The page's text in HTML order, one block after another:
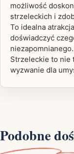
możliwość
strzeleckich i
To idealna
doświadczyć
Strzeleckie to nie
wyzwanie dla
Podobne